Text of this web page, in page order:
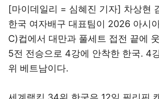
[마이데일리 = 심혜진 기자] 차상현
한국 여자배구 대표팀이 2026 아시
C)컵에서 대만과 풀세트 접전 끝에
5전 전승으로 4강에 안착한 한국. 4
위 베트남이다.